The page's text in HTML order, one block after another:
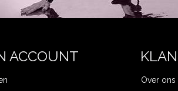
ACCOUNT
Over ons